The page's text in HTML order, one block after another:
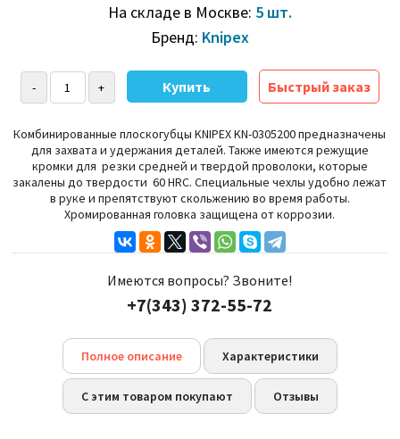
На складе в Москве: 5 шт.
Бренд: Knipex
Быстрый заказ
Комбинированные плоскогубцы KNIPEX KN-0305200 предназначены
для захвата и удержания деталей. Также имеются режущие
кромки для резки средней и твердой проволоки, которые
закалены до твердости 60 HRC. Специальные чехлы удобно лежат
в руке и препятствуют скольжению во время работы.
Хромированная головка защищена от коррозии.
Имеются вопросы? Звоните!
+7(343) 372-55-72
Полное описание Характеристики
С этим товаром покупают Отзывы